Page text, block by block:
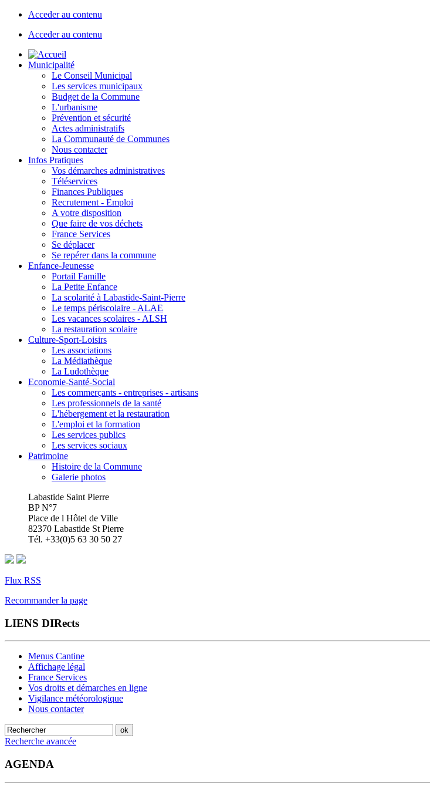
Acceder au contenu
Acceder au contenu
Municipalité
Le Conseil Municipal
Les services municipaux
Budget de la Commune
L'urbanisme
Prévention et sécurité
Actes administratifs
La Communauté de Communes
Nous contacter
Infos Pratiques
Vos démarches administratives
Téléservices
Finances Publiques
Recrutement - Emploi
A votre disposition
Que faire de vos déchets
France Services
Se déplacer
Se repérer dans la commune
Enfance-Jeunesse
Portail Famille
La Petite Enfance
La scolarité à Labastide-Saint-Pierre
Le temps périscolaire - ALAE
Les vacances scolaires - ALSH
La restauration scolaire
Culture-Sport-Loisirs
Les associations
La Médiathèque
La Ludothèque
Economie-Santé-Social
Les commerçants - entreprises - artisans
Les professionnels de la santé
L'hébergement et la restauration
L'emploi et la formation
Les services publics
Les services sociaux
Patrimoine
Histoire de la Commune
Galerie photos
Labastide Saint Pierre
BP N°7
Place de l Hôtel de Ville
82370 Labastide St Pierre
Tél. +33(0)5 63 30 50 27
Flux RSS
Recommander la page
LIENS DIRects
Menus Cantine
Affichage légal
France Services
Vos droits et démarches en ligne
Vigilance météorologique
Nous contacter
Recherche avancée
AGENDA